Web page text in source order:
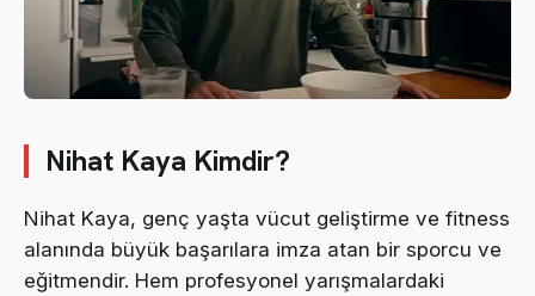
Nihat Kaya Kimdir?
Nihat Kaya, genç yaşta vücut geliştirme ve fitness
alanında büyük başarılara imza atan bir sporcu ve
eğitmendir. Hem profesyonel yarışmalardaki